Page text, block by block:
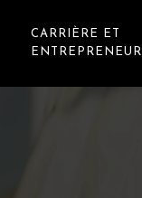
CARRIÈRE ET